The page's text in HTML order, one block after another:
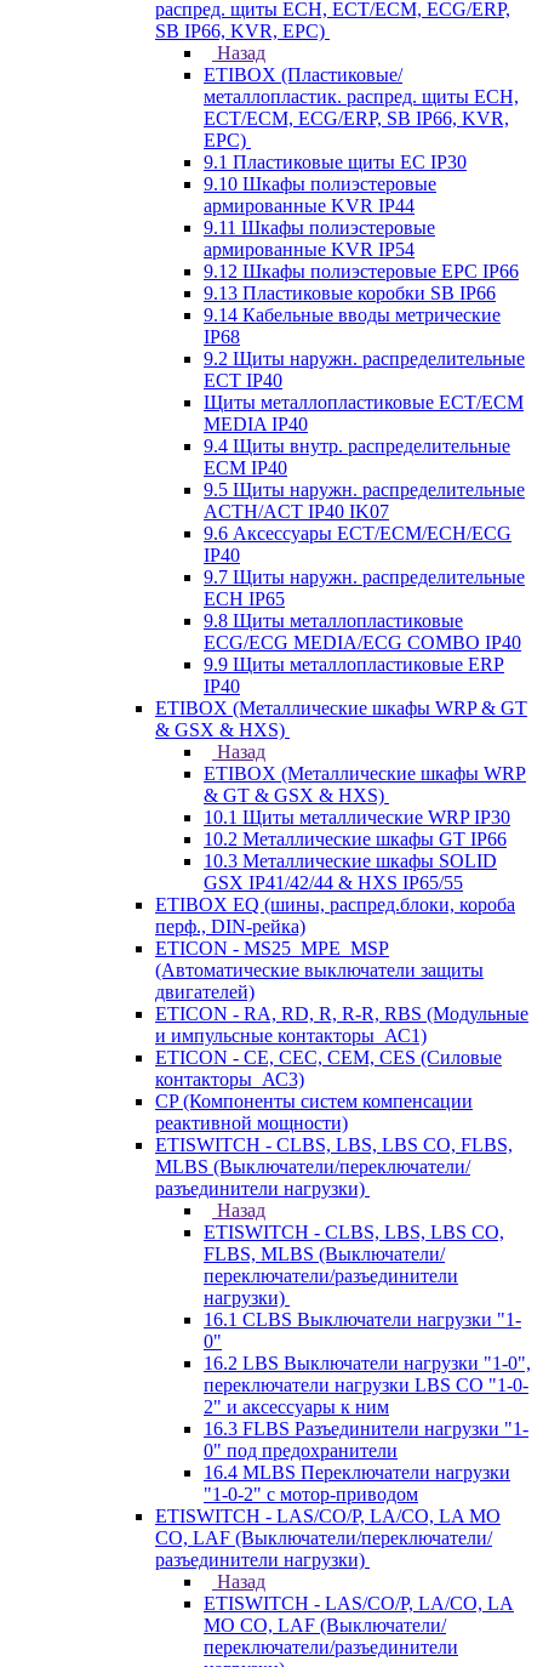
распред. щиты ECH, ECT/ECM, ECG/ERP,
SB IP66, KVR, EPC)
Назад
ETIBOX (Пластиковые/
металлопластик. распред. щиты ECH,
ECT/ECM, ECG/ERP, SB IP66, KVR,
EPC)
9.1 Пластиковые щиты EC IP30
9.10 Шкафы полиэстеровые
армированные KVR IP44
9.11 Шкафы полиэстеровые
армированные KVR IP54
9.12 Шкафы полиэстеровые EPC IP66
9.13 Пластиковые коробки SB IP66
9.14 Кабельные вводы метрические
IP68
9.2 Щиты наружн. распределительные
ECT IP40
Щиты металлопластиковые ECT/ECM
MEDIA IP40
9.4 Щиты внутр. распределительные
ECМ IP40
9.5 Щиты наружн. распределительные
ACTH/ACT IP40 IK07
9.6 Аксессуары ECT/ECM/ECH/ECG
IP40
9.7 Щиты наружн. распределительные
ECH IP65
9.8 Щиты металлопластиковые
ECG/ECG MEDIA/ECG COMBO IP40
9.9 Щиты металлопластиковые ERP
IP40
ETIBOX (Металлические шкафы WRP & GT
& GSX & HXS)
Назад
ETIBOX (Металлические шкафы WRP
& GT & GSX & HXS)
10.1 Щиты металлические WRP IP30
10.2 Металлические шкафы GT IP66
10.3 Металлические шкафы SOLID
GSX IP41/42/44 & HXS IP65/55
ETIBOX EQ (шины, распред.блоки, короба
перф., DIN-рейка)
ETICON - MS25_MPE_MSP
(Автоматические выключатели защиты
двигателей)
ETICON - RA, RD, R, R-R, RBS (Модульные
и импульсные контакторы_АС1)
ETICON - CE, CEC, CEM, CES (Силовые
контакторы_АС3)
CP (Компоненты систем компенсации
реактивной мощности)
ETISWITCH - CLBS, LBS, LBS CO, FLBS,
MLBS (Выключатели/переключатели/
разъединители нагрузки)
Назад
ETISWITCH - CLBS, LBS, LBS CO,
FLBS, MLBS (Выключатели/
переключатели/разъединители
нагрузки)
16.1 CLBS Выключатели нагрузки "1-
0"
16.2 LBS Выключатели нагрузки "1-0",
переключатели нагрузки LBS CO "1-0-
2" и аксессуары к ним
16.3 FLBS Разъединители нагрузки "1-
0" под предохранители
16.4 MLBS Переключатели нагрузки
"1-0-2" с мотор-приводом
ETISWITCH - LAS/CO/P, LA/CO, LA MO
CO, LAF (Выключатели/переключатели/
разъединители нагрузки)
Назад
ETISWITCH - LAS/CO/P, LA/CO, LA
MO CO, LAF (Выключатели/
переключатели/разъединители